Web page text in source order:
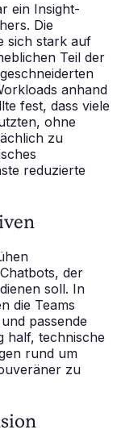
ein Insight-
Die
sich stark auf
Teil der
anhand
fest, dass viele
ohne
zu
reduzierte
der
soll. In
die Teams
passende
half, technische
rund um
zu